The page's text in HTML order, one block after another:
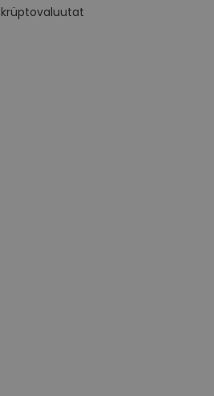
krüptovaluutat